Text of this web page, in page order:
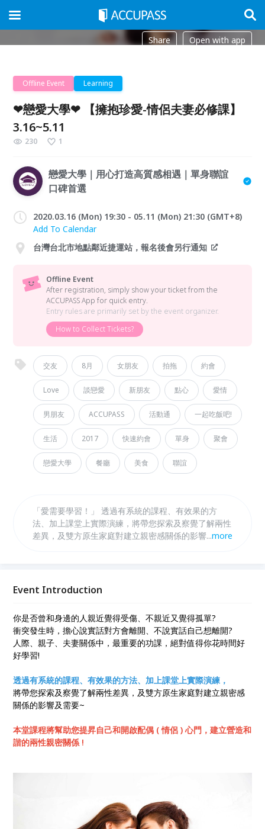
Share Open with app
Offline Event Learning
❤戀愛大學❤ 【擁抱珍愛-情侶夫妻必修課】
3.16~5.11
230 1
戀愛大學｜用心打造高質感相遇｜單身聯誼
口碑首選
2020.03.16 (Mon) 19:30 - 05.11 (Mon) 21:30 (GMT+8)
Add To Calendar
台灣台北市地點鄰近捷運站，報名後會另行通知
Offline Event
After registration, simply show your ticket from the
ACCUPASS App for quick entry.
Entry rules are primarily set by the event organizer.
How to Collect Tickets?
交友 8月 女朋友 拍拖 約會
Love 談戀愛 新朋友 點心 愛情
男朋友 ACCUPASS 活動通 一起吃飯吧!
生活 2017 快速約會 單身 聚會
戀愛大學 餐廳 美食 聯誼
「愛需要學習！」 透過有系統的課程、有效果的方
法、加上課堂上實際演練，將帶您探索及察覺了解兩性
差異，及雙方原生家庭對建立親密感關係的影響及需要
...more
Event Introduction
你是否曾和身邊的人親近覺得受傷、不親近又覺得孤單?
衝突發生時，擔心說實話對方會離開、不說實話自己想離開?
人際、親子、夫妻關係中，最重要的功課，絕對值得你花時間好
好學習!
透過有系統的課程、有效果的方法、加上課堂上實際演練，
將帶您探索及察覺了解兩性差異，及雙方原生家庭對建立親密感
關係的影響及需要~
本堂課程將幫助您提昇自己和開啟配偶 ( 情侶 ) 心門，建立營造和
諧的兩性親密關係 !